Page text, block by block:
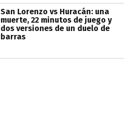
San Lorenzo vs Huracán: una
muerte, 22 minutos de juego y
dos versiones de un duelo de
barras